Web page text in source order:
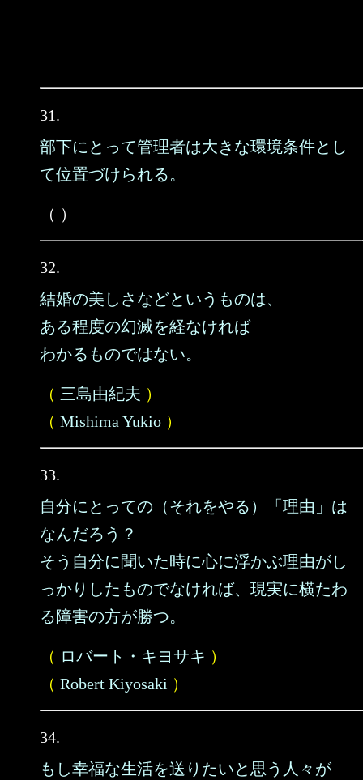
31.
部下にとって管理者は大きな環境条件とし
て位置づけられる。
（ ）
32.
結婚の美しさなどというものは、
ある程度の幻滅を経なければ
わかるものではない。
（ 三島由紀夫 ）
（ Mishima Yukio ）
33.
自分にとっての（それをやる）「理由」は
なんだろう？
そう自分に聞いた時に心に浮かぶ理由がし
っかりしたものでなければ、現実に横たわ
る障害の方が勝つ。
（ ロバート・キヨサキ ）
（ Robert Kiyosaki ）
34.
もし幸福な生活を送りたいと思う人々が